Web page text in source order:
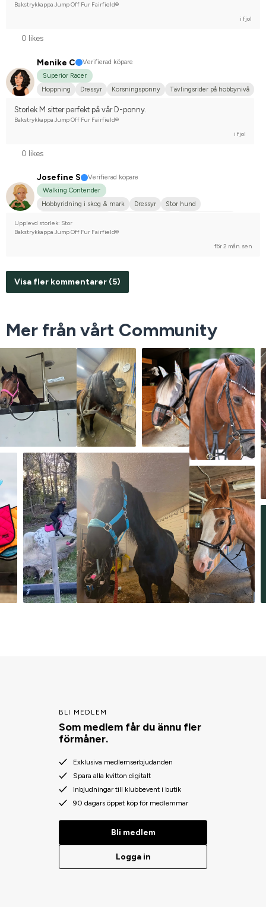
Bakstrykkappa Jump Off Fur Fairfield®
i fjol
0 likes
Menike C
Verifierad köpare
Superior Racer
Hoppning
Dressyr Korsningsponny Tävlingsrider på hobbynivå
Storlek M sitter perfekt på vår D-ponny.
Bakstrykkappa Jump Off Fur Fairfield®
i fjol
0 likes
Josefine S
Verifierad köpare
Walking Contender
Hobbyridning i skog & mark
Dressyr
Stor hund
Upplevd storlek: Stor
Bakstrykkappa Jump Off Fur Fairfield®
för 2 mån. sen
Visa fler kommentarer (5)
Mer från vårt Community
BLI MEDLEM
Som medlem får du ännu fler
förmåner.
Exklusiva medlemserbjudanden
Spara alla kvitton digitalt
Inbjudningar till klubbevent i butik
90 dagars öppet köp för medlemmar
Bli medlem
Logga in